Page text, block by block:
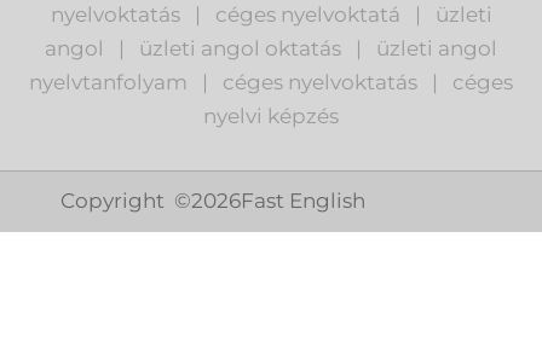
nyelvoktatás
| céges nyelvoktatá |
üzleti
angol
| üzleti angol oktatás |
üzleti angol
nyelvtanfolyam
| céges nyelvoktatás |
céges
nyelvi képzés
Copyright ©2026Fast English